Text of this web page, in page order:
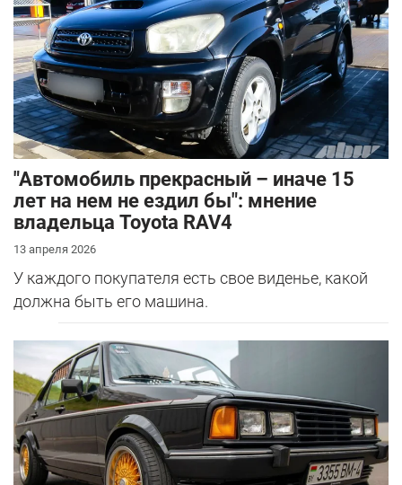
"Автомобиль прекрасный – иначе 15
лет на нем не ездил бы": мнение
владельца Toyota RAV4
13 апреля 2026
У каждого покупателя есть свое виденье, какой
должна быть его машина.